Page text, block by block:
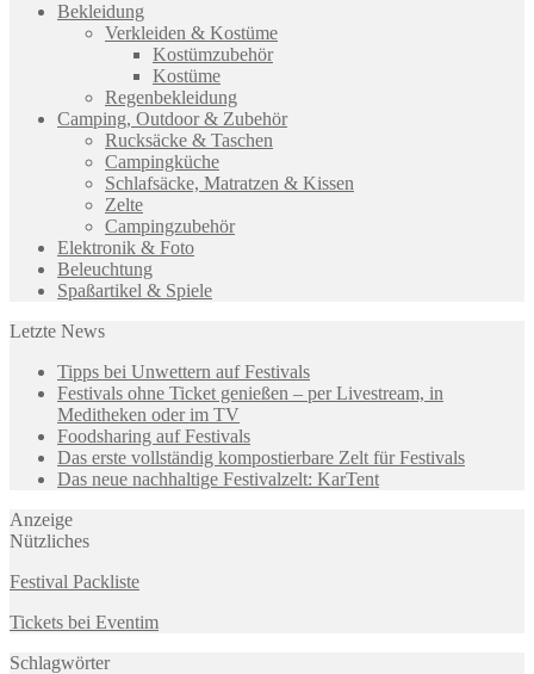
Bekleidung
Verkleiden & Kostüme
Kostümzubehör
Kostüme
Regenbekleidung
Camping, Outdoor & Zubehör
Rucksäcke & Taschen
Campingküche
Schlafsäcke, Matratzen & Kissen
Zelte
Campingzubehör
Elektronik & Foto
Beleuchtung
Spaßartikel & Spiele
Letzte News
Tipps bei Unwettern auf Festivals
Festivals ohne Ticket genießen – per Livestream, in
Meditheken oder im TV
Foodsharing auf Festivals
Das erste vollständig kompostierbare Zelt für Festivals
Das neue nachhaltige Festivalzelt: KarTent
Anzeige
Nützliches
Festival Packliste
Tickets bei Eventim
Schlagwörter